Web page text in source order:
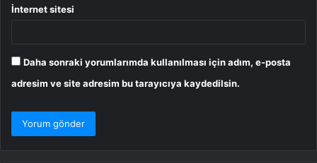
İnternet sitesi
Daha sonraki yorumlarımda kullanılması için adım, e-posta
adresim ve site adresim bu tarayıcıya kaydedilsin.